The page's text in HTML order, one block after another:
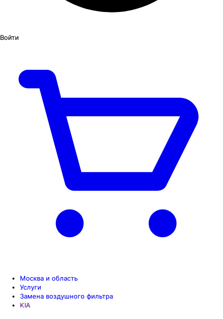
Войти
Москва и область
Услуги
Замена воздушного фильтра
KIA